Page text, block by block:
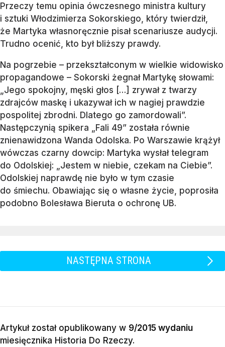
Przeczy temu opinia ówczesnego ministra kultury
i sztuki Włodzimierza Sokorskiego, który twierdził,
że Martyka własnoręcznie pisał scenariusze audycji.
Trudno ocenić, kto był bliższy prawdy.
Na pogrzebie – przekształconym w wielkie widowisko
propagandowe – Sokorski żegnał Martykę słowami:
„Jego spokojny, męski głos […] zrywał z twarzy
zdrajców maskę i ukazywał ich w nagiej prawdzie
pospolitej zbrodni. Dlatego go zamordowali”.
Następczynią spikera „Fali 49” została równie
znienawidzona Wanda Odolska. Po Warszawie krążył
wówczas czarny dowcip: Martyka wysłał telegram
do Odolskiej: „Jestem w niebie, czekam na Ciebie”.
Odolskiej naprawdę nie było w tym czasie
do śmiechu. Obawiając się o własne życie, poprosiła
podobno Bolesława Bieruta o ochronę UB.
NASTĘPNA STRONA
Artykuł został opublikowany w 9/2015 wydaniu
miesięcznika Historia Do Rzeczy.